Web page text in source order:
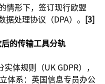
情形下，签订现行欧盟
据处理协议（DPA）。
[3]
后的传输工具分轨
体规则（UK GDPR），
体系：英国信息专员办公